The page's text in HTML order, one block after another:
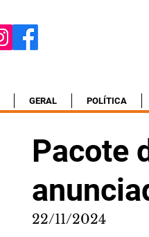
GERAL POLÍTICA
Pacote
22/11/2024